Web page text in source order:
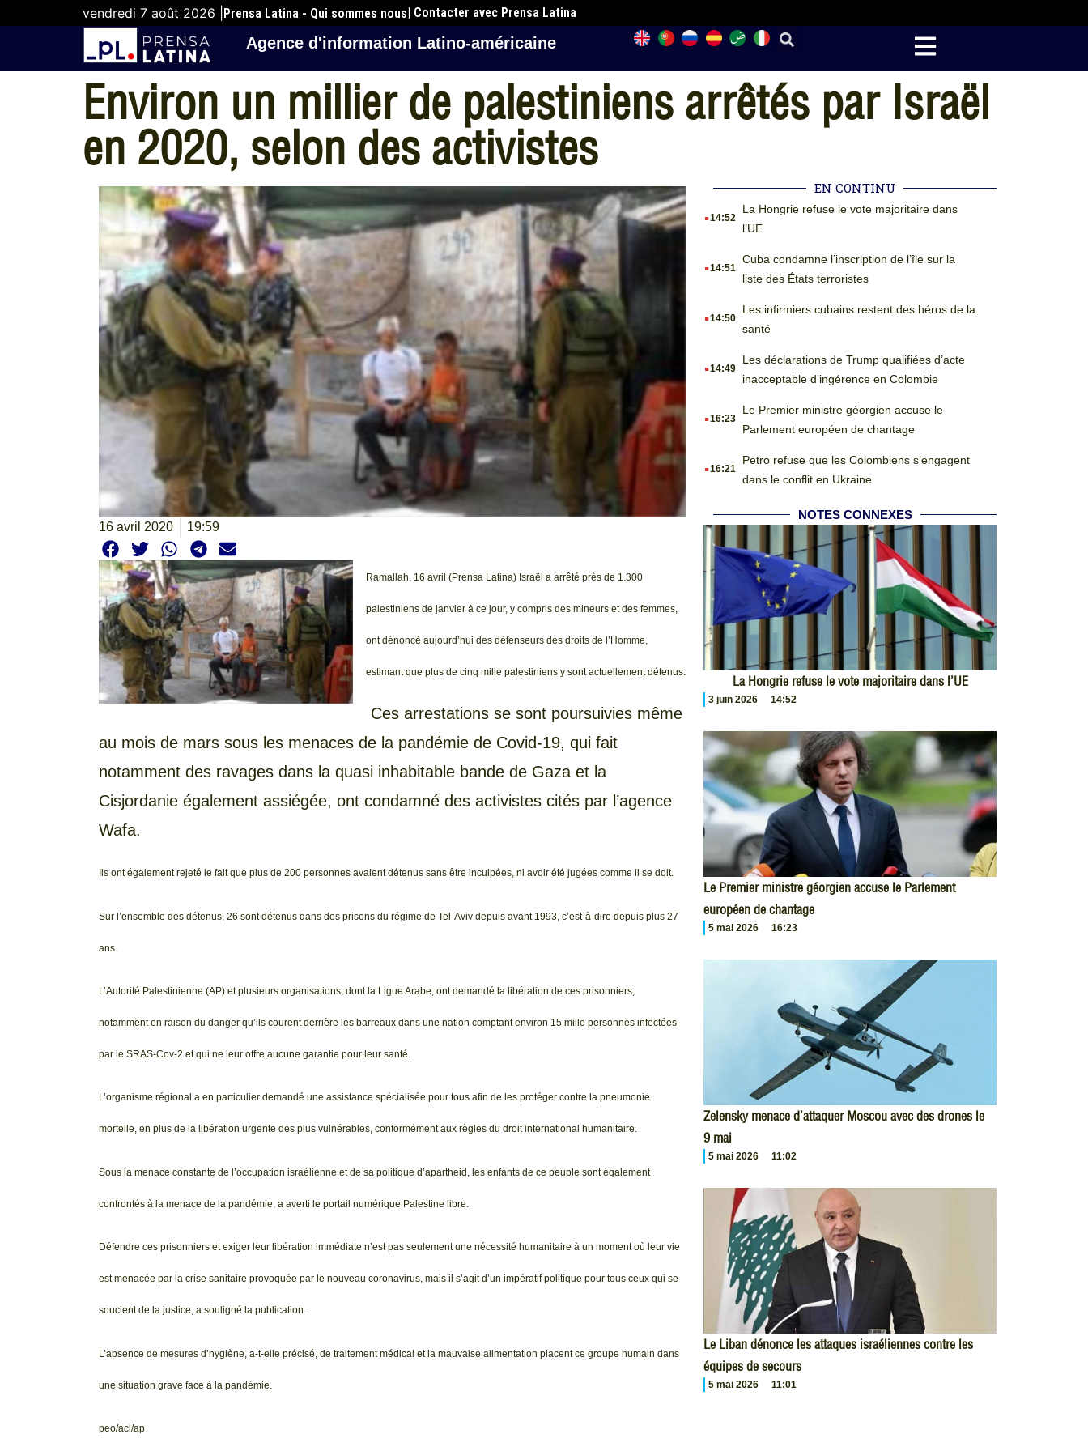
vendredi 7 août 2026 | Prensa Latina - Qui sommes nous| Contacter avec Prensa Latina
Agence d'information Latino-américaine
Environ un millier de palestiniens arrêtés par Israël
en 2020, selon des activistes
16 avril 2020 19:59
Ramallah, 16 avril (Prensa Latina) Israël a arrêté près de 1.300
palestiniens de janvier à ce jour, y compris des mineurs et des femmes,
ont dénoncé aujourd’hui des défenseurs des droits de l’Homme,
estimant que plus de cinq mille palestiniens y sont actuellement détenus.
Ces arrestations se sont poursuivies même
au mois de mars sous les menaces de la pandémie de Covid-19, qui fait
notamment des ravages dans la quasi inhabitable bande de Gaza et la
Cisjordanie également assiégée, ont condamné des activistes cités par l’agence
Wafa.
Ils ont également rejeté le fait que plus de 200 personnes avaient détenus sans être inculpées, ni avoir été jugées comme il se doit.
Sur l’ensemble des détenus, 26 sont détenus dans des prisons du régime de Tel-Aviv depuis avant 1993, c’est-à-dire depuis plus 27
ans.
L’Autorité Palestinienne (AP) et plusieurs organisations, dont la Ligue Arabe, ont demandé la libération de ces prisonniers,
notamment en raison du danger qu’ils courent derrière les barreaux dans une nation comptant environ 15 mille personnes infectées
par le SRAS-Cov-2 et qui ne leur offre aucune garantie pour leur santé.
L’organisme régional a en particulier demandé une assistance spécialisée pour tous afin de les protéger contre la pneumonie
mortelle, en plus de la libération urgente des plus vulnérables, conformément aux règles du droit international humanitaire.
Sous la menace constante de l’occupation israélienne et de sa politique d’apartheid, les enfants de ce peuple sont également
confrontés à la menace de la pandémie, a averti le portail numérique Palestine libre.
Défendre ces prisonniers et exiger leur libération immédiate n’est pas seulement une nécessité humanitaire à un moment où leur vie
est menacée par la crise sanitaire provoquée par le nouveau coronavirus, mais il s’agit d’un impératif politique pour tous ceux qui se
soucient de la justice, a souligné la publication.
L’absence de mesures d’hygiène, a-t-elle précisé, de traitement médical et la mauvaise alimentation placent ce groupe humain dans
une situation grave face à la pandémie.
peo/acl/ap
EN CONTINU
.14:52
La Hongrie refuse le vote majoritaire dans
l’UE
.14:51
Cuba condamne l’inscription de l’île sur la
liste des États terroristes
.14:50
Les infirmiers cubains restent des héros de la
santé
.14:49
Les déclarations de Trump qualifiées d’acte
inacceptable d’ingérence en Colombie
.16:23
Le Premier ministre géorgien accuse le
Parlement européen de chantage
.16:21
Petro refuse que les Colombiens s’engagent
dans le conflit en Ukraine
NOTES CONNEXES
La Hongrie refuse le vote majoritaire dans l’UE
3 juin 2026 14:52
Le Premier ministre géorgien accuse le Parlement
européen de chantage
5 mai 2026 16:23
Zelensky menace d’attaquer Moscou avec des drones le
9 mai
5 mai 2026 11:02
Le Liban dénonce les attaques israéliennes contre les
équipes de secours
5 mai 2026 11:01